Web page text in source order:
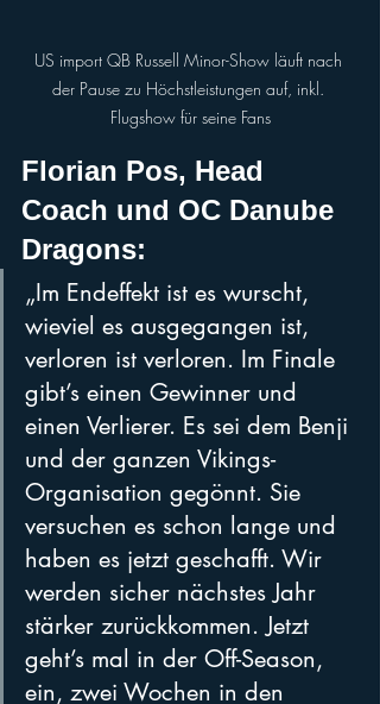
US import QB Russell Minor-Show läuft nach
der Pause zu Höchstleistungen auf, inkl.
Flugshow für seine Fans
Florian Pos, Head
Coach und OC Danube
Dragons:
„Im Endeffekt ist es wurscht,
wieviel es ausgegangen ist,
verloren ist verloren. Im Finale
gibt’s einen Gewinner und
einen Verlierer. Es sei dem Benji
und der ganzen Vikings-
Organisation gegönnt. Sie
versuchen es schon lange und
haben es jetzt geschafft. Wir
werden sicher nächstes Jahr
stärker zurückkommen. Jetzt
geht’s mal in der Off-Season,
ein, zwei Wochen in den